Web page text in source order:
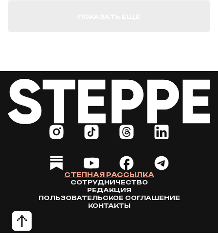
СТЕПНАЯ РАССЫЛКА
СОТРУДНИЧЕСТВО
РЕДАКЦИЯ
ПОЛЬЗОВАТЕЛЬСКОЕ СОГЛАШЕНИЕ
КОНТАКТЫ